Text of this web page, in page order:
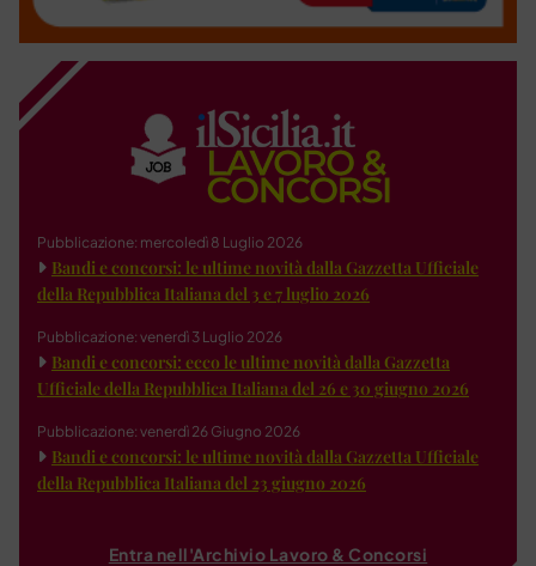
Pubblicazione: mercoledì 8 Luglio 2026
Bandi e concorsi: le ultime novità dalla Gazzetta Ufficiale
della Repubblica Italiana del 3 e 7 luglio 2026
Pubblicazione: venerdì 3 Luglio 2026
Bandi e concorsi: ecco le ultime novità dalla Gazzetta
Ufficiale della Repubblica Italiana del 26 e 30 giugno 2026
Pubblicazione: venerdì 26 Giugno 2026
Bandi e concorsi: le ultime novità dalla Gazzetta Ufficiale
della Repubblica Italiana del 23 giugno 2026
Entra nell'Archivio Lavoro & Concorsi